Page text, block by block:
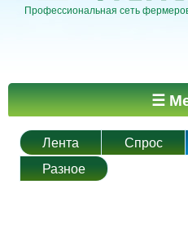
Профессиональная сеть
Главное меню ☰
Лента Спрос
Разное